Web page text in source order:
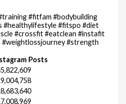
#fitfam #bodybuilding
#healthylifestyle #fitspo #diet
#crossfit #eatclean #instafit
#strength
Posts